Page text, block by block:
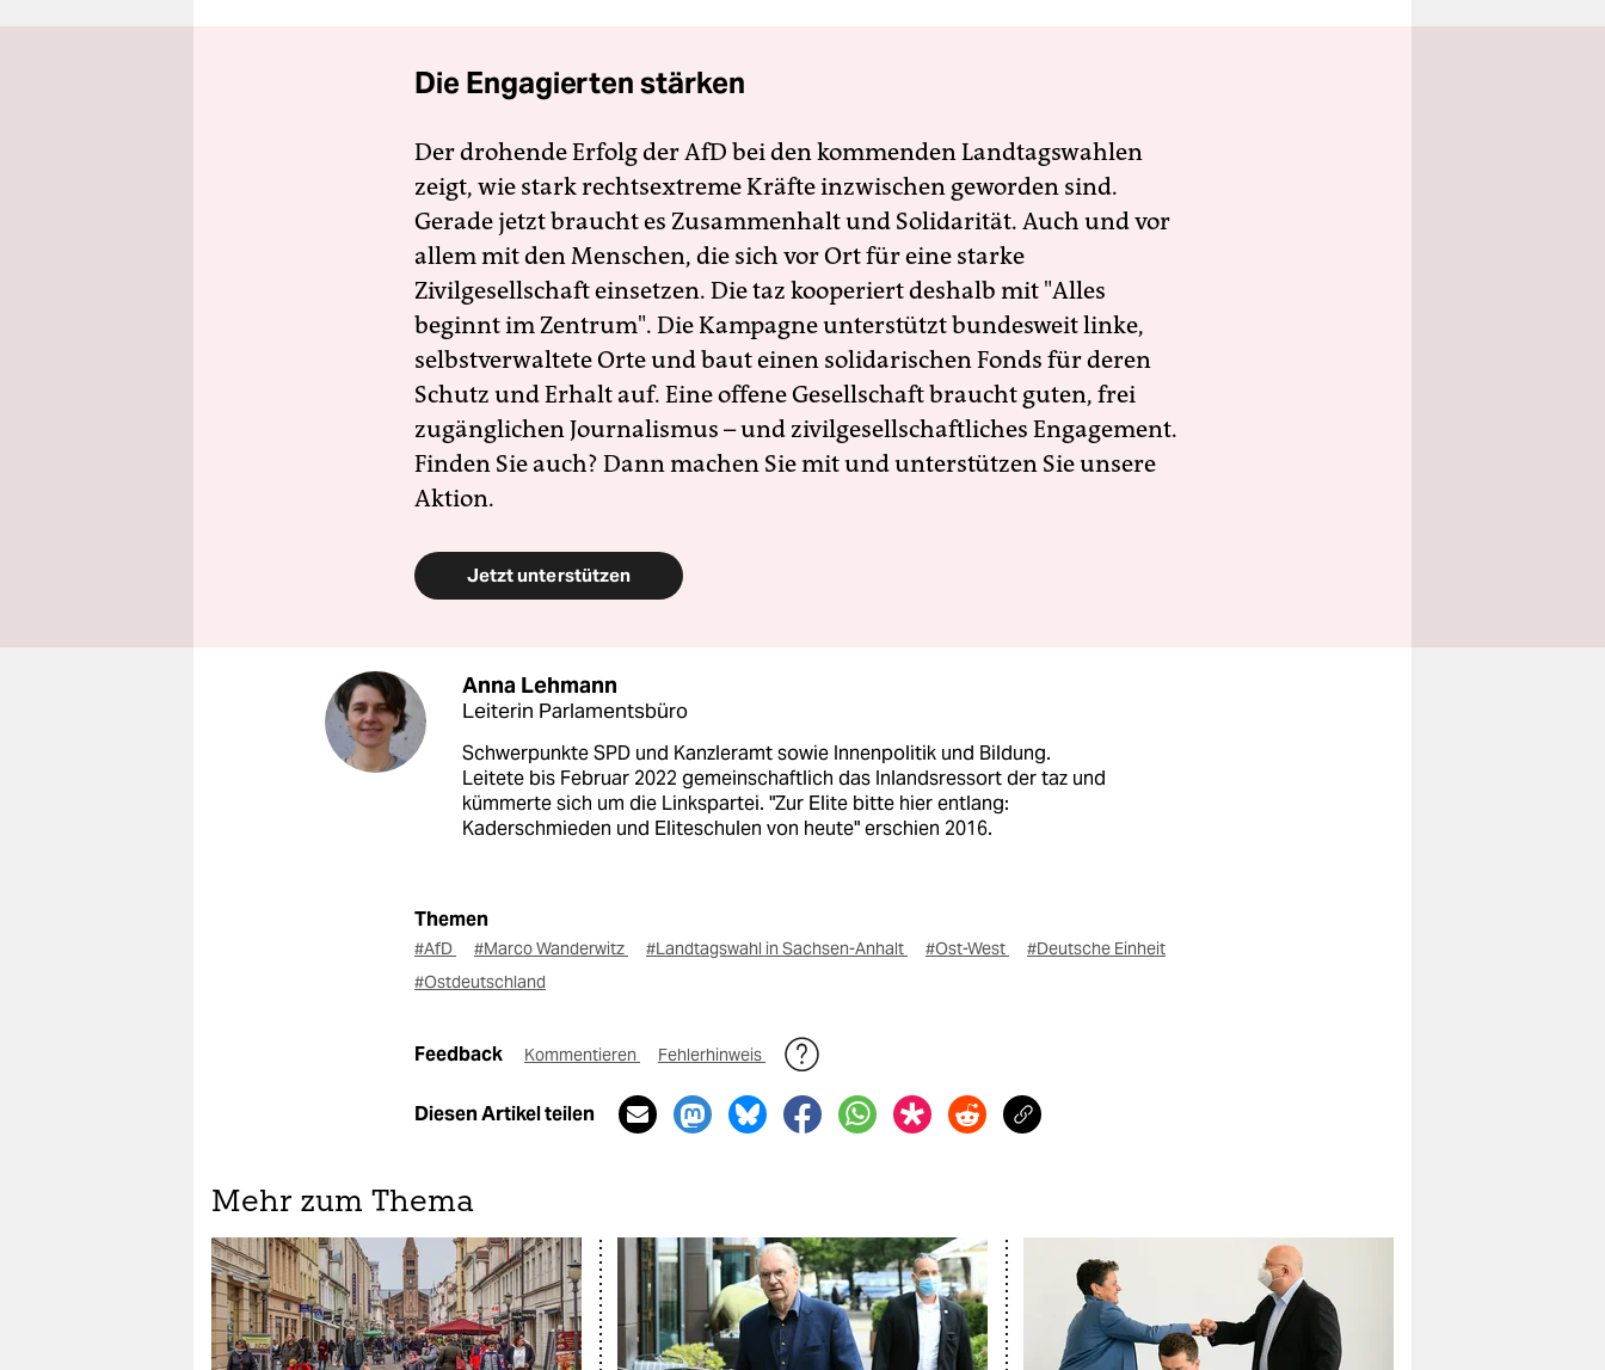
Die Engagierten stärken
Der drohende Erfolg der AfD bei den kommenden Landtagswahlen
zeigt, wie stark rechtsextreme Kräfte inzwischen geworden sind.
Gerade jetzt braucht es Zusammenhalt und Solidarität. Auch und vor
allem mit den Menschen, die sich vor Ort für eine starke
Zivilgesellschaft einsetzen. Die taz kooperiert deshalb mit "Alles
beginnt im Zentrum". Die Kampagne unterstützt bundesweit linke,
selbstverwaltete Orte und baut einen solidarischen Fonds für deren
Schutz und Erhalt auf. Eine offene Gesellschaft braucht guten, frei
zugänglichen Journalismus – und zivilgesellschaftliches Engagement.
Finden Sie auch? Dann machen Sie mit und unterstützen Sie unsere
Aktion.
Jetzt unterstützen
Anna Lehmann
Leiterin Parlamentsbüro
Schwerpunkte SPD und Kanzleramt sowie Innenpolitik und Bildung.
Leitete bis Februar 2022 gemeinschaftlich das Inlandsressort der taz und
kümmerte sich um die Linkspartei. "Zur Elite bitte hier entlang:
Kaderschmieden und Eliteschulen von heute" erschien 2016.
Themen
#AfD #Marco Wanderwitz #Landtagswahl in Sachsen-Anhalt #Ost-West
#Deutsche Einheit
#Ostdeutschland
Feedback Kommentieren Fehlerhinweis
Diesen Artikel teilen
Mehr zum Thema